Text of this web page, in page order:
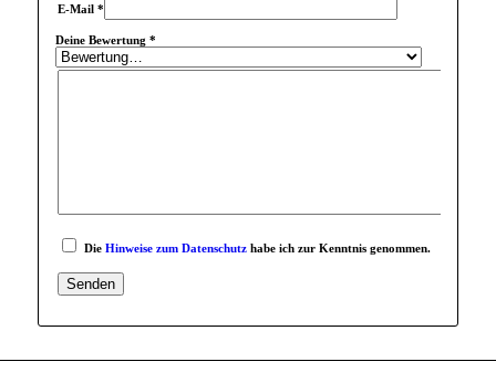
E-Mail *
Deine Bewertung *
Die Hinweise zum Datenschutzhabe ich zur Kenntnis genommen.